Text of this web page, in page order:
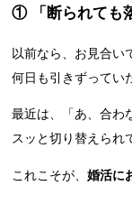
① 「断られても
以前なら、お見合い
何日も引きずってい
最近は、「あ、合わ
スッと切り替えられ
これこそが、婚活に